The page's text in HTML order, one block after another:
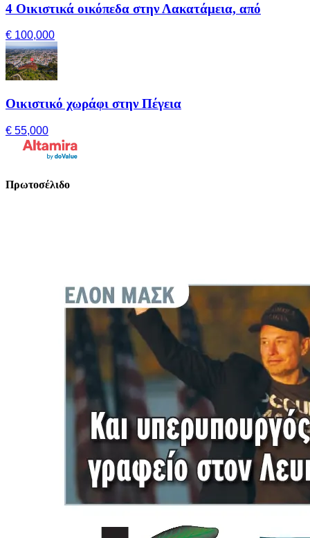
4 Οικιστικά οικόπεδα στην Λακατάμεια, από
€ 100,000
Οικιστικό χωράφι στην Πέγεια
€ 55,000
Πρωτοσέλιδο